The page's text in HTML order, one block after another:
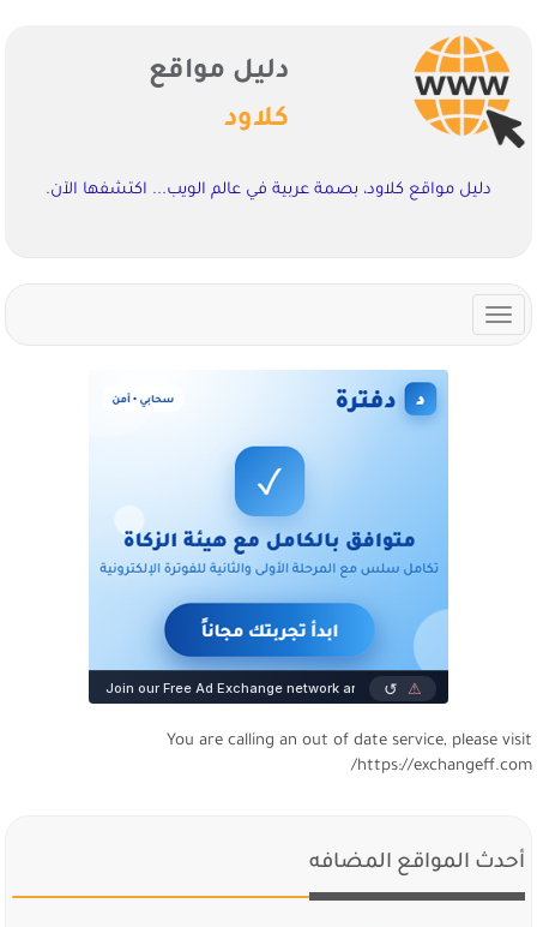
دليل مواقع
كلاود
دليل مواقع كلاود، بصمة عربية في عالم الويب... اكتشفها الآن.
Toggle
navigation
You are calling an out of date service, please visit
https://exchangeff.com/
أحدث المواقع المضافه